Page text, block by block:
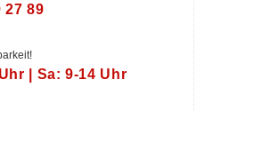
27 89
| Sa: 9‑14 Uhr